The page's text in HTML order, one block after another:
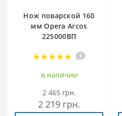
Нож поварской 160
мм Opera Arcos
225000ВП
1
в наличии
2 465 грн.
2 219 грн.